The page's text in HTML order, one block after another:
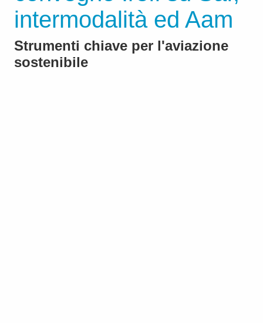
intermodalità ed Aam
Strumenti chiave per l'aviazione
sostenibile